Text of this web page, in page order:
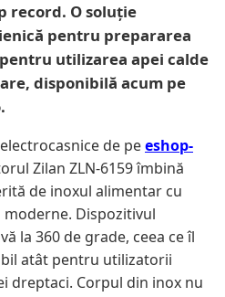
record. O soluție
pentru prepararea
utilizarea apei calde
disponibilă acum pe
de peeshop-
Zilan ZLN-6159 îmbină
de inoxul alimentar cu
Dispozitivul
la 360 de grade, ceea ce îl
atât pentru utilizatorii
dreptaci. Corpul din inox nu